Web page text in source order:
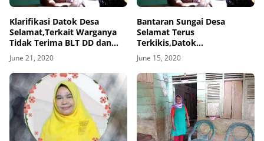
Klarifikasi Datok Desa
Selamat,Terkait Warganya
Tidak Terima BLT DD dan
PKH
June 21, 2020
Bantaran Sungai Desa
Selamat Terus
Terkikis,Datok
Mengharapkan
Pembangunan Bronjong
June 15, 2020